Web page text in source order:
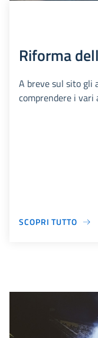
Riforma
A breve sul sito gli
comprendere i
SCOPRI TUTTO